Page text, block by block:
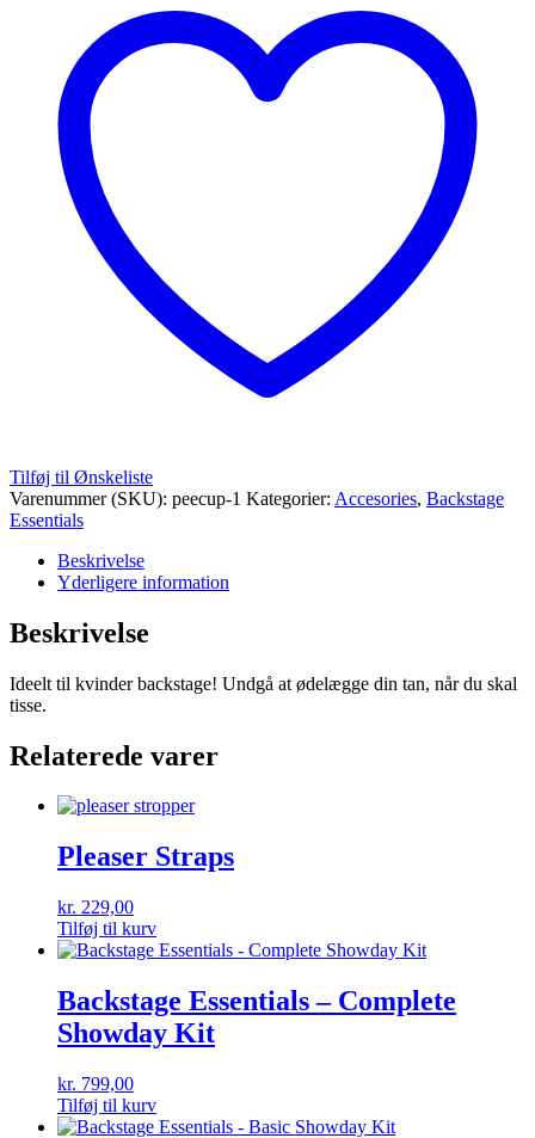
Tilføj til Ønskeliste
Varenummer (SKU): peecup-1 Kategorier: Accesories, Backstage
Essentials
Beskrivelse
Yderligere information
Beskrivelse
Ideelt til kvinder backstage! Undgå at ødelægge din tan, når du skal
tisse.
Relaterede varer
Pleaser Straps
kr. 229,00
Tilføj til kurv
Backstage Essentials – Complete
Showday Kit
kr. 799,00
Tilføj til kurv